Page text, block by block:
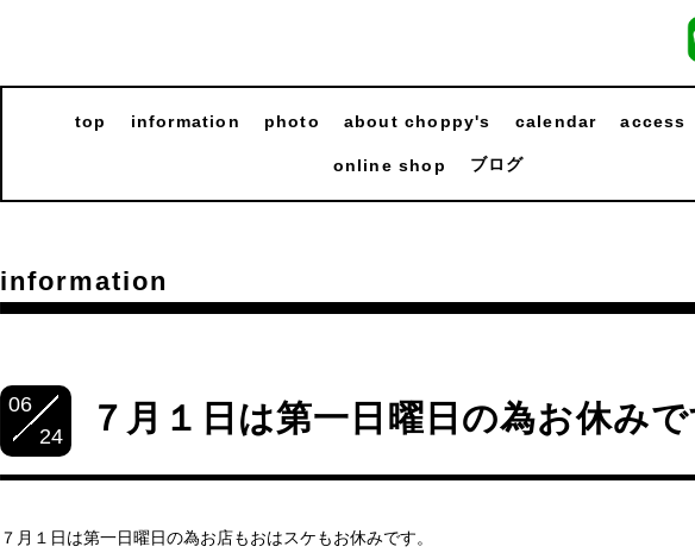
top information photo about choppy's calendar access
online shop ブログ
information
06
24
７月１日は第一日曜日の為お休み
７月１日は第一日曜日の為お店もおはスケもお休みです。